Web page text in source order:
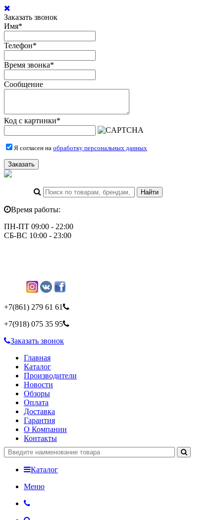
Заказать звонок
Имя*
Телефон*
Время звонка*
Сообщение
Код с картинки*
Я согласен на обработку персональных данных
Заказать
Время работы:
ПН-ПТ 09:00 - 22:00
СБ-ВС 10:00 - 23:00
+7(861) 279 61 61
+7(918) 075 35 95
Заказать звонок
Главная
Каталог
Производители
Новости
Обзоры
Оплата
Доставка
Гарантия
О Компании
Контакты
Каталог
Меню